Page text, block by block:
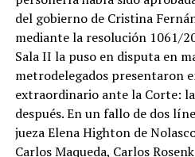
del gobierno de Cristina
mediante la resolución 1061/
Sala II la puso en disputa en
metrodelegados presentaron
extraordinario ante la Corte:
después. En un fallo de dos
jueza Elena Highton de
Carlos Maqueda, Carlos